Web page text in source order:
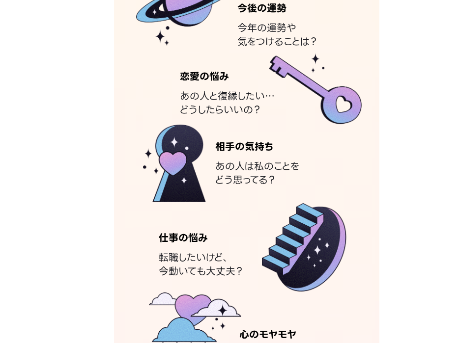
今後の運勢
今年の運勢や
気をつけることは？
恋愛の悩み
あの人と復縁したい…
どうしたらいいの？
相手の気持ち
あの人は私のことを
どう思ってる？
仕事の悩み
転職したいけど、
今動いても大丈夫？
心のモヤモヤ